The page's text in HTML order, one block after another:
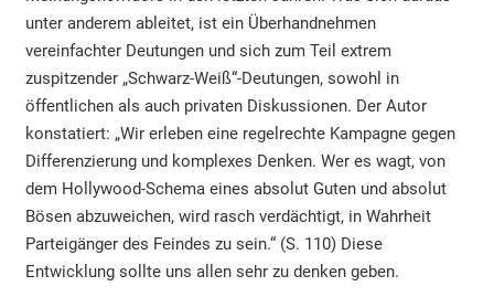
unter anderem ableitet, ist ein Überhandnehmen
vereinfachter Deutungen und sich zum Teil extrem
zuspitzender „Schwarz-Weiß“-Deutungen, sowohl in
öffentlichen als auch privaten Diskussionen. Der Autor
konstatiert: „Wir erleben eine regelrechte Kampagne gegen
Differenzierung und komplexes Denken. Wer es wagt, von
dem Hollywood-Schema eines absolut Guten und absolut
Bösen abzuweichen, wird rasch verdächtigt, in Wahrheit
Parteigänger des Feindes zu sein.“ (S. 110) Diese
Entwicklung sollte uns allen sehr zu denken geben.